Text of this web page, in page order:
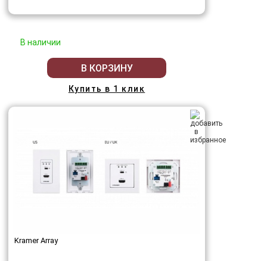
В наличии
В КОРЗИНУ
Купить в 1 клик
Kramer Array